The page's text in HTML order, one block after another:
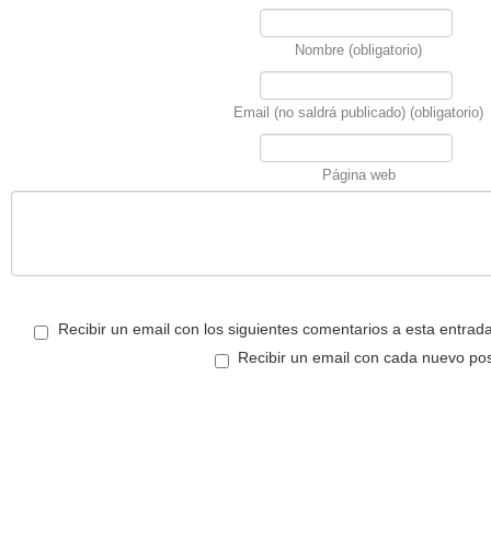
Nombre (obligatorio)
Email (no saldrá publicado) (obligatorio)
Página web
Recibir un email con los siguientes comentarios a esta
Recibir un email con cada nuevo